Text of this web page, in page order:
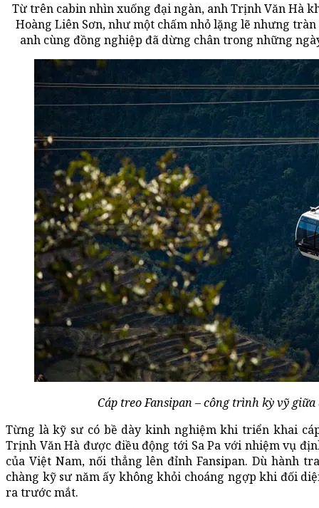
Từ trên cabin nhìn xuống đại ngàn, anh Trịnh Văn Hà
Hoàng Liên Sơn, như một chấm nhỏ lặng lẽ nhưng
anh cùng đồng nghiệp đã dừng chân trong những
Cáp treo Fansipan – công trình kỳ vỹ
Từng là kỹ sư có bề dày kinh nghiệm khi triển khai
Trịnh Văn Hà được điều động tới Sa Pa với nhiệm vụ
của Việt Nam, nối thẳng lên đỉnh Fansipan. Dù hành
chàng kỹ sư năm ấy không khỏi choáng ngợp khi đối
ra trước mắt.